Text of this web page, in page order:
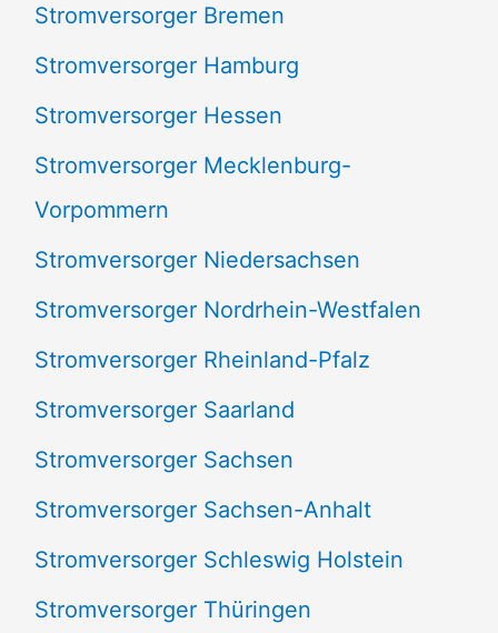
Stromversorger Bremen
Stromversorger Hamburg
Stromversorger Hessen
Stromversorger Mecklenburg-
Vorpommern
Stromversorger Niedersachsen
Stromversorger Nordrhein-Westfalen
Stromversorger Rheinland-Pfalz
Stromversorger Saarland
Stromversorger Sachsen
Stromversorger Sachsen-Anhalt
Stromversorger Schleswig Holstein
Stromversorger Thüringen